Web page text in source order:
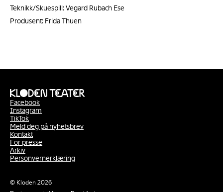
Teknikk/Skuespill: Vegard Rubach Ese
Produsent: Frida Thuen
Facebook
Instagram
TikTok
Meld deg på nyhetsbrev
Kontakt
For presse
Arkiv
Personvernerklæring
© Kloden 2026